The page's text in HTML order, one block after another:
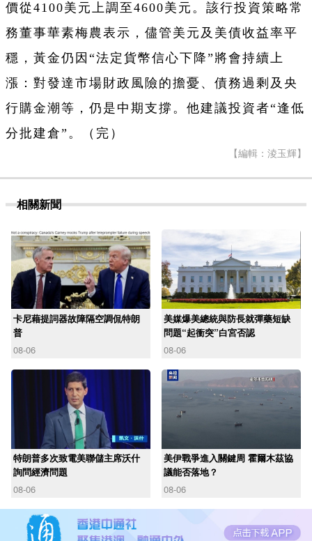
價從4100美元上調至4600美元。該行投資策略常
務董事華素梅農表示，儘管美元及美債收益率平
穩，黃金仍因“法定貨幣信心下降”將會持續上
漲：對發達市場財政風險的擔憂、債務過剩及央
行購金潮等，仍是中期支撐。他建議投資者“逢低
分批建倉”。（完）
【編輯：淩玉輝】
相關新聞
卡尼藉提詞器故障隔空調侃特朗
普
08-06
美媒爆美總統與防長就彈藥短缺
問題“起衝突”白宮否認
08-06
特朗普多次致電美聯儲主席沃什
詢問經濟問題
08-06
美伊戰爭進入關鍵周 霍爾木茲協
議能否落地？
08-06